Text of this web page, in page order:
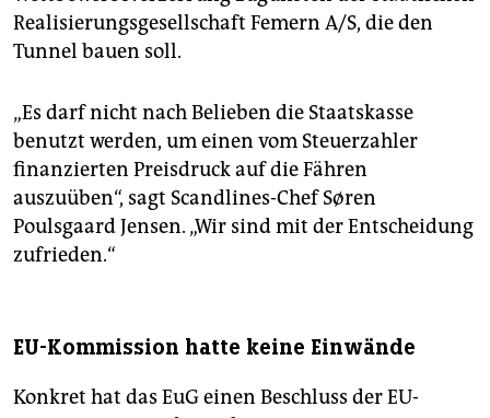
Realisierungsgesellschaft Femern A/S, die den
Tunnel bauen soll.
„Es darf nicht nach Belieben die Staatskasse
benutzt werden, um einen vom Steuerzahler
finanzierten Preisdruck auf die Fähren
auszuüben“, sagt Scandlines-Chef Søren
Poulsgaard Jensen. „Wir sind mit der Entscheidung
zufrieden.“
EU-Kommission hatte keine Einwände
Konkret hat das EuG einen Beschluss der EU-